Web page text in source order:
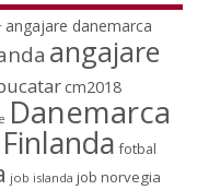
angajare danemarca
angajare
cm2018
Danemarca
Finlanda fotbal
job islanda job norvegia